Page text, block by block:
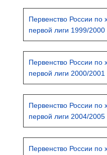
Первенство России по
первой лиги 1999/2000
Первенство России по
первой лиги 2000/2001
Первенство России по
первой лиги 2004/2005
Первенство России по